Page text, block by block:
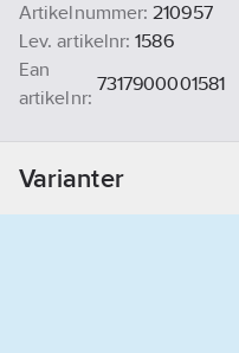
Artikelnummer: 210957
Lev. artikelnr: 1586
Ean
artikelnr:
7317900001581
Varianter